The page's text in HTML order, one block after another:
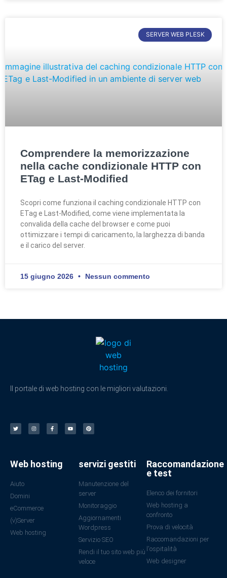
SERVER WEB PLESK
Comprendere la memorizzazione
nella cache condizionale HTTP con
ETag e Last-Modified
Scopri come funziona il caching condizionale HTTP con
ETag e Last-Modified, come viene implementata la
convalida della cache del browser e come puoi
ottimizzare i tempi di caricamento, la larghezza di banda
e il carico del server.
15 giugno 2026 Nessun commento
Il portale di web hosting con le migliori valutazioni.
Web hosting
Aiuto
Domini
eCommerce
(v)Server
Web hosting
servizi gestiti
Manutenzione del
server
Monitoraggio
Aggiornamenti
Wordpress
Servizio SEO
Rendi il tuo sito web più
veloce
Raccomandazione
e test
Elenco dei fornitori
Web hosting a
confronto
Prova di velocità
Raccomandazioni per
l'ospitalità
Web designer